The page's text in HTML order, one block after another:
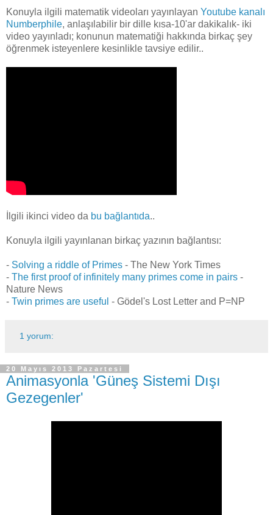
Konuyla ilgili matematik videoları yayınlayan Youtube kanalı
Numberphile, anlaşılabilir bir dille kısa-10'ar dakikalık- iki
video yayınladı; konunun matematiği hakkında birkaç şey
öğrenmek isteyenlere kesinlikle tavsiye edilir..
İlgili ikinci video da bu bağlantıda..
Konuyla ilgili yayınlanan birkaç yazının bağlantısı:
- Solving a riddle of Primes - The New York Times
- The first proof of infinitely many primes come in pairs -
Nature News
- Twin primes are useful - Gödel's Lost Letter and P=NP
1 yorum:
20 Mayıs 2013 Pazartesi
Animasyonla 'Güneş Sistemi Dışı
Gezegenler'